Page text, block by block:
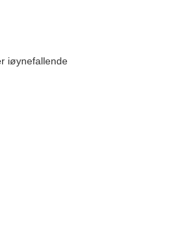
iøynefallende